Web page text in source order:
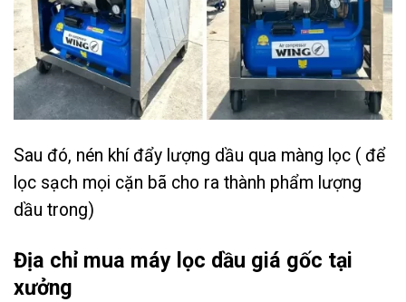
Sau đó, nén khí đẩy lượng dầu qua màng lọc ( để
lọc sạch mọi cặn bã cho ra thành phẩm lượng
dầu trong)
Địa chỉ mua máy lọc dầu giá gốc tại
xưởng